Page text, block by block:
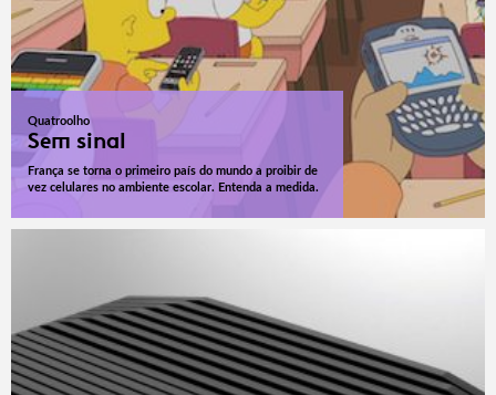
Quatroolho
Sem sinal
França se torna o primeiro país do mundo a proibir de
vez celulares no ambiente escolar. Entenda a medida.